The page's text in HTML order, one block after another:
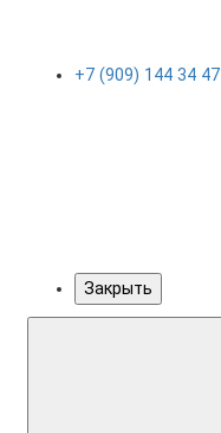
+7 (909) 144 34 47
Закрыть